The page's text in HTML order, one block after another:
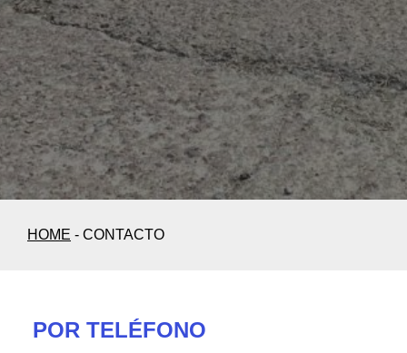
HOME - CONTACTO
POR TELÉFONO